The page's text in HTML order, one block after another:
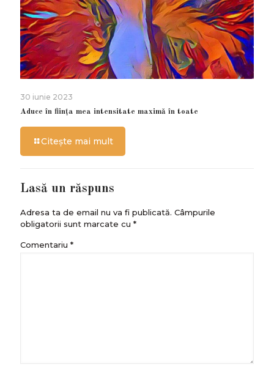
30 iunie 2023
Aduce în ființa mea intensitate maximă în toate
Citește mai mult
Lasă un răspuns
Adresa ta de email nu va fi publicată. Câmpurile
obligatorii sunt marcate cu *
Comentariu *